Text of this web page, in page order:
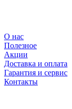
О нас
Полезное
Акции
Доставка и оплата
Гарантия и сервис
Контакты